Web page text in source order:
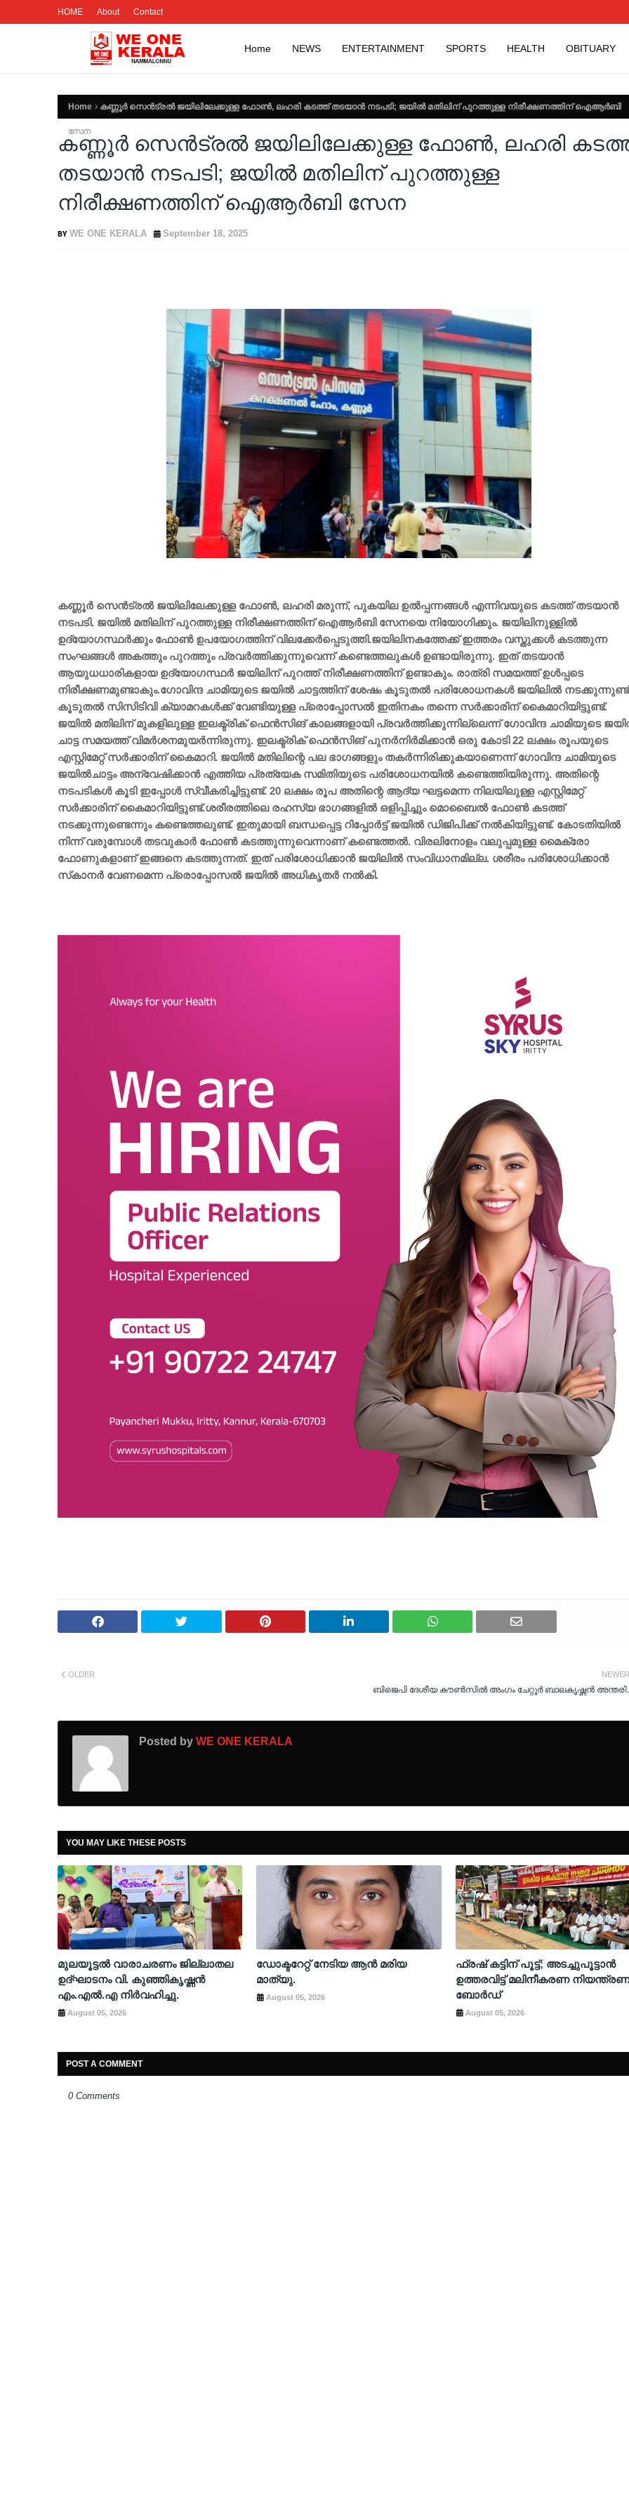
HOME About Contact
Home NEWS ENTERTAINMENT SPORTS HEALTH OBITUARY
Home കണ്ണൂര്‍ സെന്‍ട്രല്‍ ജയിലിലേക്കുള്ള ഫോണ്‍, ലഹരി കടത്ത് തടയാന്‍ നടപടി; ജയില്‍ മതിലിന് പുറത്തുള്ള നിരീക്ഷണത്തിന് ഐആര്‍ബി
സേന
കണ്ണൂര്‍ സെന്‍ട്രല്‍ ജയിലിലേക്കുള്ള ഫോണ്‍, ലഹരി
തടയാന്‍ നടപടി; ജയില്‍ മതിലിന് പുറത്തുള്ള
നിരീക്ഷണത്തിന് ഐആര്‍ബി സേന
WE ONE KERALA September 18, 2025
കണ്ണൂര്‍ സെന്‍ട്രല്‍ ജയിലിലേക്കുള്ള ഫോണ്‍, ലഹരി മരുന്ന്, പുകയില ഉല്‍പ്പന്നങ്ങള്‍ എന്നിവയുടെ കടത്ത് തടയാന്‍
നടപടി. ജയില്‍ മതിലിന് പുറത്തുള്ള നിരീക്ഷണത്തിന് ഐആര്‍ബി സേനയെ നിയോഗിക്കും. ജയിലിനുള്ളില്‍
ഉദ്യോഗസ്ഥര്‍ക്കും ഫോണ്‍ ഉപയോഗത്തിന് വിലക്കേര്‍പ്പെടുത്തി.ജയിലിനകത്തേക്ക് ഇത്തരം വസ്തുക്കള്‍ കടത്തുന്ന
സംഘങ്ങള്‍ അകത്തും പുറത്തും പ്രവര്‍ത്തിക്കുന്നുവെന്ന് കണ്ടെത്തലുകള്‍ ഉണ്ടായിരുന്നു. ഇത് തടയാന്‍
ആയുധധാരികളായ ഉദ്യോഗസ്ഥര്‍ ജയിലിന് പുറത്ത് നിരീക്ഷണത്തിന് ഉണ്ടാകും. രാത്രി സമയത്ത് ഉള്‍പ്പടെ
നിരീക്ഷണമുണ്ടാകും.ഗോവിന്ദ ചാമിയുടെ ജയില്‍ ചാട്ടത്തിന് ശേഷം കൂടുതല്‍ പരിശോധനകള്‍ ജയിലില്‍
കൂടുതല്‍ സിസിടിവി ക്യാമറകള്‍ക്ക് വേണ്ടിയുള്ള പ്രൊപ്പോസല്‍ ഇതിനകം തന്നെ സര്‍ക്കാരിന് കൈമാറിയിട്ടുണ്ട്.
ജയില്‍ മതിലിന് മുകളിലുള്ള ഇലക്ട്രിക് ഫെന്‍സിങ് കാലങ്ങളായി പ്രവര്‍ത്തിക്കുന്നില്ലെന്ന് ഗോവിന്ദ ചാമിയുടെ
ചാട്ട സമയത്ത് വിമര്‍ശനമുയര്‍ന്നിരുന്നു. ഇലക്ട്രിക് ഫെന്‍സിങ് പുനര്‍നിര്‍മിക്കാന്‍ ഒരു കോടി 22 ലക്ഷം രൂപയുടെ
എസ്റ്റിമേറ്റ് സര്‍ക്കാരിന് കൈമാറി. ജയില്‍ മതിലിന്റെ പല ഭാഗങ്ങളും തകര്‍ന്നിരിക്കുകയാണെന്ന് ഗോവിന്ദ ചാമിയുടെ
ജയില്‍ചാട്ടം അന്വേഷിക്കാന്‍ എത്തിയ പ്രത്യേക സമിതിയുടെ പരിശോധനയില്‍ കണ്ടെത്തിയിരുന്നു. അതിന്റെ
നടപടികള്‍ കൂടി ഇപ്പോള്‍ സ്വീകരിച്ചിട്ടുണ്ട്. 20 ലക്ഷം രൂപ അതിന്റെ ആദ്യ ഘട്ടമെന്ന നിലയിലുള്ള എസ്റ്റിമേറ്റ്
സര്‍ക്കാരിന് കൈമാറിയിട്ടുണ്ട്.ശരീരത്തിലെ രഹസ്യ ഭാഗങ്ങളില്‍ ഒളിപ്പിച്ചും മൊബൈല്‍ ഫോണ്‍ കടത്ത്
നടക്കുന്നുണ്ടെന്നും കണ്ടെത്തലുണ്ട്. ഇതുമായി ബന്ധപ്പെട്ട റിപ്പോര്‍ട്ട് ജയില്‍ ഡിജിപിക്ക് നല്‍കിയിട്ടുണ്ട്. കോടതിയില്‍
നിന്ന് വരുമ്പോള്‍ തടവുകാര്‍ ഫോണ്‍ കടത്തുന്നുവെന്നാണ് കണ്ടെത്തല്‍. വിരലിനോളം വലുപ്പമുള്ള മൈക്രോ
ഫോണുകളാണ് ഇങ്ങനെ കടത്തുന്നത്. ഇത് പരിശോധിക്കാന്‍ ജയിലില്‍ സംവിധാനമില്ല. ശരീരം പരിശോധിക്കാന്‍
സ്‌കാനര്‍ വേണമെന്ന പ്രൊപ്പോസല്‍ ജയില്‍ അധികൃതര്‍ നല്‍കി.
NEWER
ബിജെപി ദേശീയ കൗൺസിൽ അംഗം ചേറ്റൂർ ബാലകൃഷ്ണൻ
OLDER
Posted by WE ONE KERALA
YOU MAY LIKE THESE POSTS
മുലയൂട്ടൽ വാരാചരണം ജില്ലാതല
ഉദ്ഘാടനം വി. കുഞ്ഞികൃഷ്ണൻ
എം.എൽ.എ നിർവഹിച്ചു.
August 05, 2026
ഡോക്ടറേറ്റ് നേടിയ ആൻ മരിയ
മാത്യു.
August 05, 2026
ഫ്രഷ് കട്ടിന് പൂട്ട്; അടച്ചുപൂട്ടാന്‍
ഉത്തരവിട്ട് മലിനീകരണ നിയന്ത്രണ
ബോര്‍ഡ്
August 05, 2026
POST A COMMENT
0 Comments